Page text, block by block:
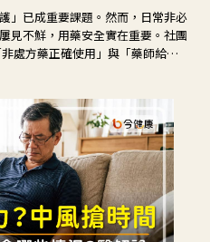
」已成重要課題。然而，日常非必
見不鮮，用藥安全實在重要。社團
處方藥正確使用」與「藥師給